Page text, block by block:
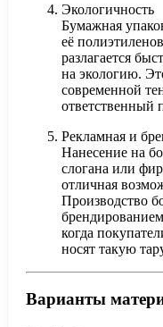
Экологичность
Бумажная
её
разлагается
на экологию.
современной
ответственный
Рекламная и
Нанесение на
слогана или
отличная
Производство
когда
носят такую
Варианты